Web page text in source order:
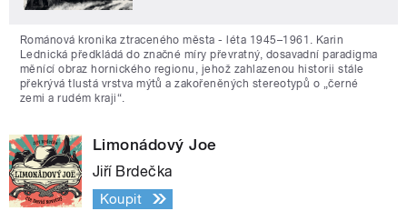
Románová kronika ztraceného města - léta 1945–1961. Karin
Lednická předkládá do značné míry převratný, dosavadní paradigma
měnící obraz hornického regionu, jehož zahlazenou historii stále
překrývá tlustá vrstva mýtů a zakořeněných stereotypů o „černé
zemi a rudém kraji“.
Limonádový Joe
Jiří Brdečka
Koupit